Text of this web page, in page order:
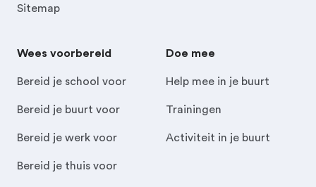
Sitemap
Wees voorbereid
Bereid je school voor
Bereid je buurt voor
Bereid je werk voor
Bereid je thuis voor
Doe mee
Help mee in je buurt
Trainingen
Activiteit in je buurt